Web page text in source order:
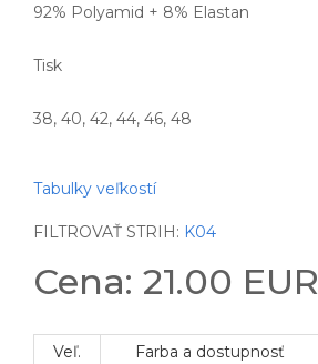
92% Polyamid + 8% Elastan
Tisk
38, 40, 42, 44, 46, 48
Tabulky veľkostí
FILTROVAŤ STRIH: K04
Cena: 21.00 EUR
Veľ. Farba a dostupnosť